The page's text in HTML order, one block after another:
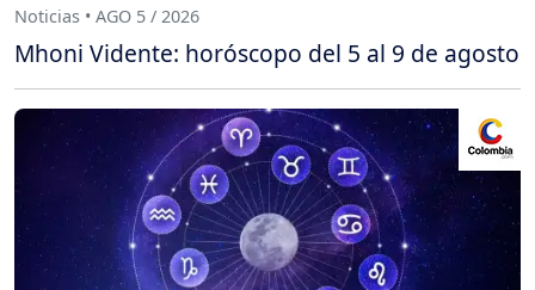
Noticias • AGO 5 / 2026
Mhoni Vidente: horóscopo del 5 al 9 de agosto